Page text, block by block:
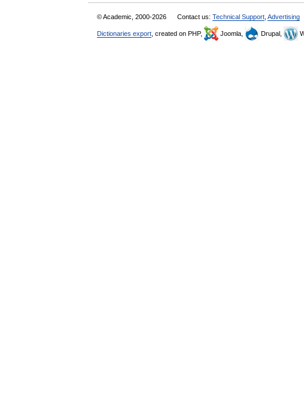
© Academic, 2000-2026 Contact us: Technical Support Advertising
Dictionaries export , created on PHP, Joomla, Drupal,